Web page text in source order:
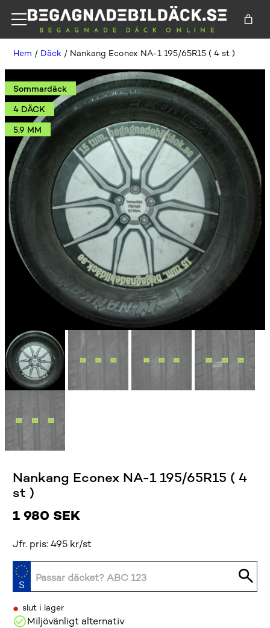
Hem / Däck / Nankang Econex NA-1 195/65R15 ( 4 st )
Sommardäck
4 DÄCK
5,9 MM
Nankang Econex NA-1 195/65R15 ( 4
st )
1 980 SEK
Jfr. pris: 495 kr/st
• slut i lager
Miljövänligt alternativ